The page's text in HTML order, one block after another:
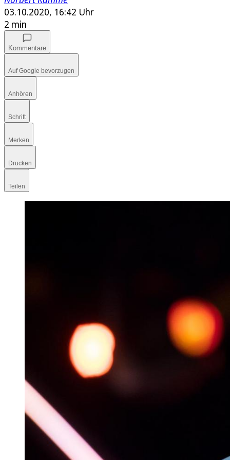
03.10.2020, 16:42 Uhr
2 min
Kommentare
Auf Google bevorzugen
Anhören
Schrift
Merken
Drucken
Teilen